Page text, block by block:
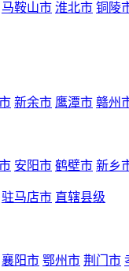
马鞍山市 淮北市 铜陵
新余市 鹰潭市 赣州
安阳市 鹤壁市 新乡
驻马店市 直辖县级
襄阳市 鄂州市 荆门市